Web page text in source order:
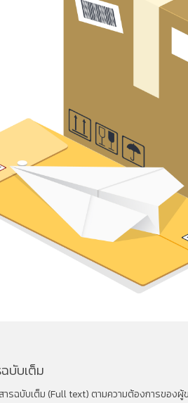
บับเต็ม
ารฉบับเต็ม (Full text) ตามความต้องการของ